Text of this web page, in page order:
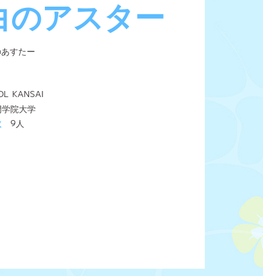
のアスター
すたー
KANSAI
院大学
9人